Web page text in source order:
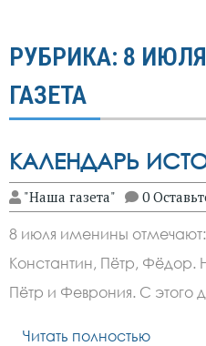
РУБРИКА: 8
ГАЗЕТА
КАЛЕНДАРЬ
"Наша газета" 0
8 июля именины
Константин, Пётр,
Пётр и Феврония. С этого
Читать полностью